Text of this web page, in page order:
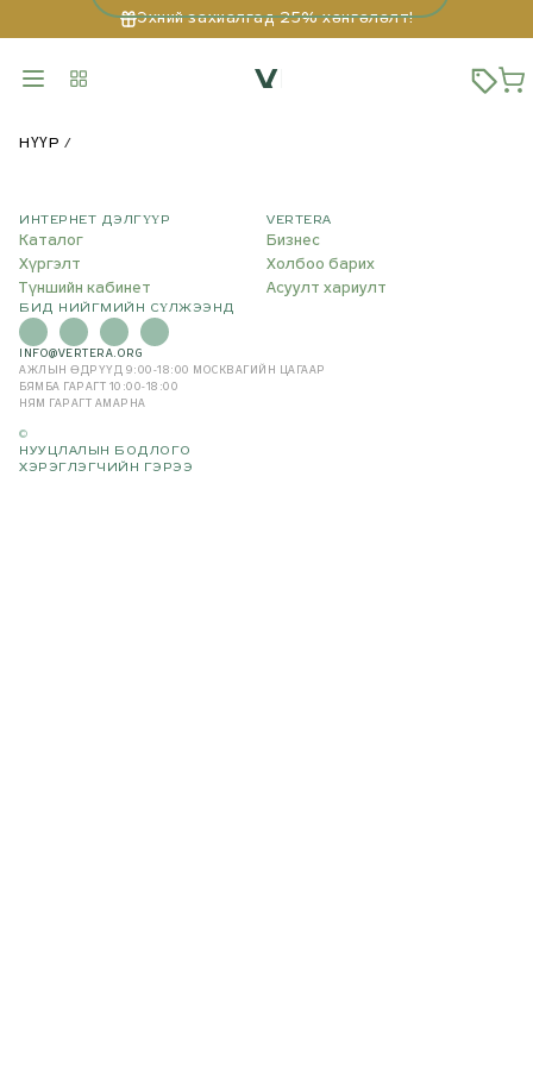
Эхний захиалгад 25% хөнгөлөлт!
НҮҮР
ИНТЕРНЕТ ДЭЛГҮҮР
Каталог
Хүргэлт
Түншийн кабинет
VERTERA
Бизнес
Холбоо барих
Асуулт хариулт
БИД НИЙГМИЙН СҮЛЖЭЭНД
INFO@VERTERA.ORG
АЖЛЫН ӨДРҮҮД 9:00-18:00
МОСКВАГИЙН ЦАГААР
БЯМБА ГАРАГТ 10:00-18:00
НЯМ ГАРАГТ АМАРНА
©
НУУЦЛАЛЫН БОДЛОГО
ХЭРЭГЛЭГЧИЙН ГЭРЭЭ